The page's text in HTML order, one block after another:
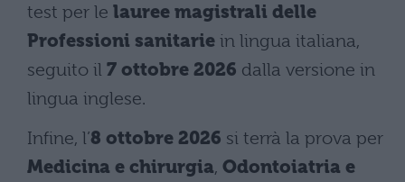
test per le lauree magistrali delle
Professioni sanitarie in lingua italiana,
seguito il 7 ottobre 2026 dalla versione in
lingua inglese.
Infine, l’8 ottobre 2026 si terrà la prova per
Medicina e chirurgia, Odontoiatria e